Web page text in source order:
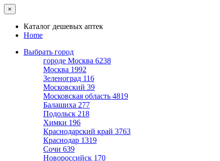
×
Каталог дешевых аптек
Home
Выбрать город
городе Москва 6238
Москва 1992
Зеленоград 116
Московский 39
Московская область 4819
Балашиха 277
Подольск 218
Химки 196
Краснодарский край 3763
Краснодар 1319
Сочи 639
Новороссийск 170